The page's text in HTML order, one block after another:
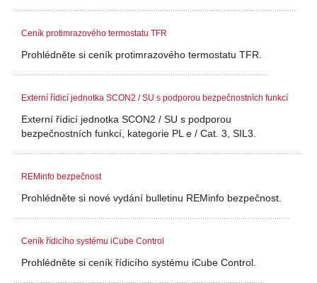
Ceník protimrazového termostatu TFR
Prohlédněte si ceník protimrazového termostatu TFR.
Externí řídicí jednotka SCON2 / SU s podporou bezpečnostních funkcí
Externí řídicí jednotka SCON2 / SU s podporou
bezpečnostních funkcí, kategorie PL e / Cat. 3, SIL3.
REMinfo bezpečnost
Prohlédněte si nové vydání bulletinu REMinfo bezpečnost.
Ceník řídicího systému iCube Control
Prohlédněte si ceník řídicího systému iCube Control.